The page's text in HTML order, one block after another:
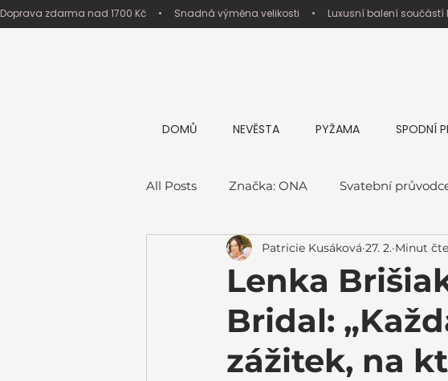
Doprava zdarma nad 1700 Kč     •     Snadná výměna velikosti     •     Luxusní balení
DOMŮ NEVĚSTA PYŽAMA SPODNÍ
All Posts Značka: ONA Svatební
Lenka
Bridal:
zážitek, na
Patricie Kusáková 27. 2. Minut